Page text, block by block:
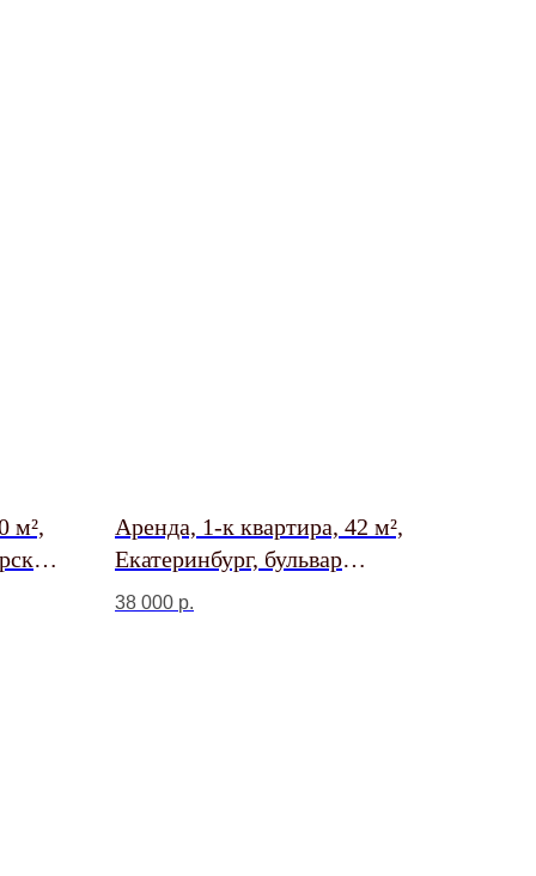
м²,
Аренда, 1-к квартира, 42 м²,
Екатеринбург, бульвар
Владимира Белоглазова, 5
38 000 р.